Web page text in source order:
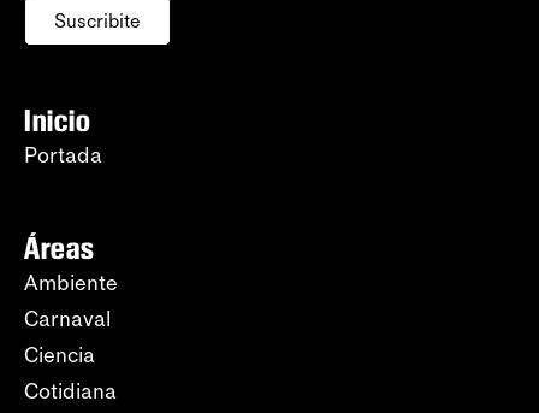
Suscribite
Inicio
Portada
Áreas
Ambiente
Carnaval
Ciencia
Cotidiana